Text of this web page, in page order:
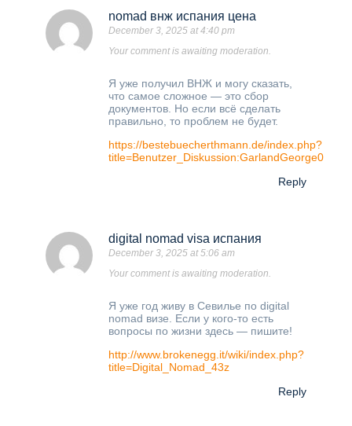
nomad внж испания цена
December 3, 2025 at 4:40 pm
Your comment is awaiting moderation.
Я уже получил ВНЖ и могу сказать,
что самое сложное — это сбор
документов. Но если всё сделать
правильно, то проблем не будет.
https://bestebuecherthmann.de/index.php?
title=Benutzer_Diskussion:GarlandGeorge0
Reply
digital nomad visa испания
December 3, 2025 at 5:06 am
Your comment is awaiting moderation.
Я уже год живу в Севилье по digital
nomad визе. Если у кого-то есть
вопросы по жизни здесь — пишите!
http://www.brokenegg.it/wiki/index.php?
title=Digital_Nomad_43z
Reply